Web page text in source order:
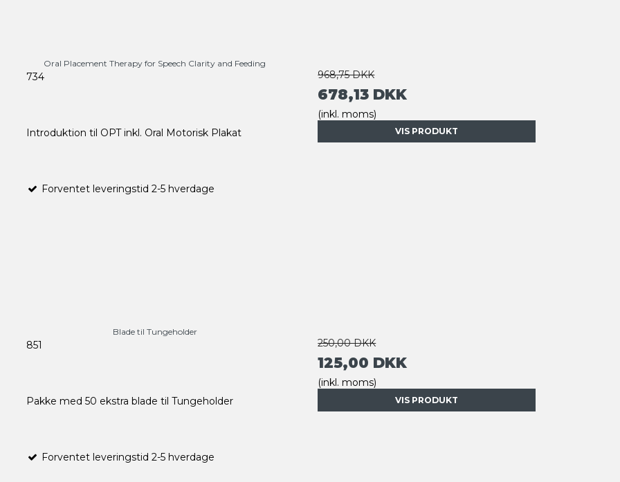
Oral Placement Therapy for Speech Clarity and Feeding
734
Introduktion til OPT inkl. Oral Motorisk Plakat
Forventet leveringstid 2-5 hverdage
968,75 DKK
678,13 DKK
(inkl. moms)
VIS PRODUKT
Blade til Tungeholder
851
Pakke med 50 ekstra blade til Tungeholder
Forventet leveringstid 2-5 hverdage
250,00 DKK
125,00 DKK
(inkl. moms)
VIS PRODUKT